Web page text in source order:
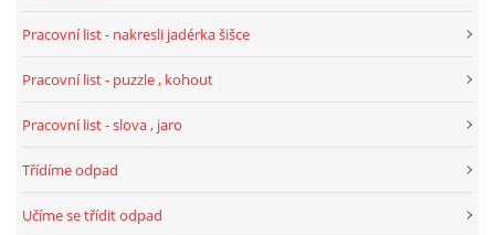
Pracovní list - nakresli jadérka šišce
Pracovní list - puzzle , kohout
Pracovní list - slova , jaro
Třídíme odpad
Učíme se třídit odpad